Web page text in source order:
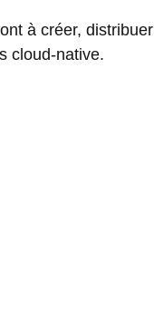
à créer, distribuer
cloud-native.